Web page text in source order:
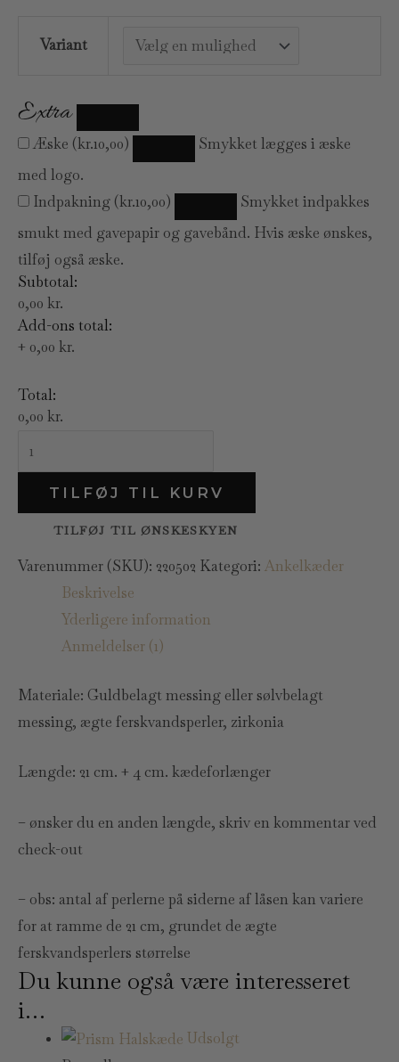
Variant
Extra
Æske (kr.10,00)
Smykket lægges i æske
med logo.
Indpakning (kr.10,00)
Smykket indpakkes
smukt med gavepapir og gavebånd. Hvis æske ønskes,
tilføj også æske.
Subtotal:
0,00 kr.
Add-ons total:
+ 0,00 kr.
Total:
0,00 kr.
TILFØJ TIL KURV
TILFØJ TIL ØNSKESKYEN
Varenummer (SKU): 220502 Kategori: Ankelkæder
Beskrivelse
Yderligere information
Anmeldelser (1)
Materiale: Guldbelagt messing eller sølvbelagt
messing, ægte ferskvandsperler, zirkonia
Længde: 21 cm. + 4 cm. kædeforlænger
– ønsker du en anden længde, skriv en kommentar ved
check-out
– obs: antal af perlerne på siderne af låsen kan variere
for at ramme de 21 cm, grundet de ægte
ferskvandsperlers størrelse
Du kunne også være interesseret
i…
Udsolgt